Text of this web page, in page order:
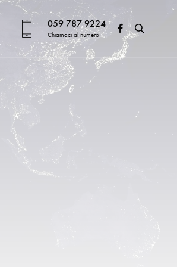
059 787 9224
Chiamaci al numero